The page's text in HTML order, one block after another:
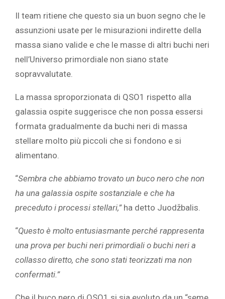
Il team ritiene che questo sia un buon segno che le
assunzioni usate per le misurazioni indirette della
massa siano valide e che le masse di altri buchi neri
nell’Universo primordiale non siano state
sopravvalutate.
La massa sproporzionata di QSO1 rispetto alla
galassia ospite suggerisce che non possa essersi
formata gradualmente da buchi neri di massa
stellare molto più piccoli che si fondono e si
alimentano.
“Sembra che abbiamo trovato un buco nero che non
ha una galassia ospite sostanziale e che ha
preceduto i processi stellari,” ha detto Juodžbalis.
“Questo è molto entusiasmante perché rappresenta
una prova per buchi neri primordiali o buchi neri a
collasso diretto, che sono stati teorizzati ma non
confermati.”